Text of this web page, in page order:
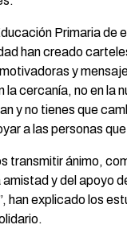
Primaria de
han creado
y
la cercanía, no en la
y no tienes que
a las personas
transmitir ánimo,
y del apoyo
han explicado los